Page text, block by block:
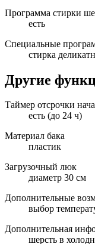
Программа стирки
есть
Специальные
стирка
Другие
Таймер отсрочки
есть (до 24 ч)
Материал бака
пластик
Загрузочный люк
диаметр 30 см
Дополнительные
выбор
Дополнительная
шерсть в